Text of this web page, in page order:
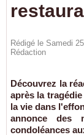
Rédigé le Samedi
Rédaction
Découvrez la
après la
la vie dans
annonce des
condoléances